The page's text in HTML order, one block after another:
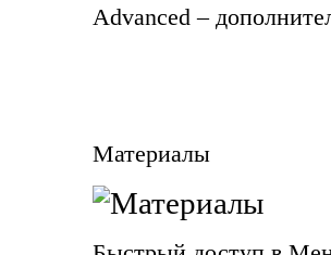
Advanced –
Материалы